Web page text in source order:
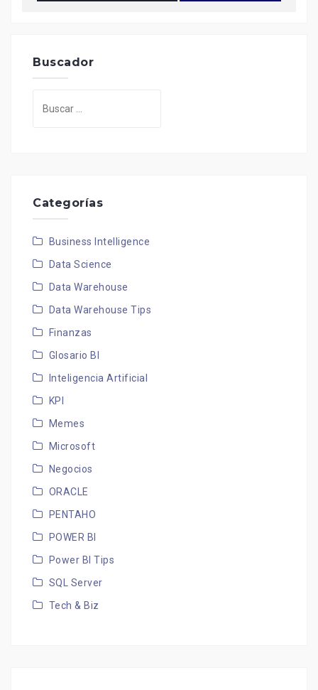
Buscador
Categorías
Business Intelligence
Data Science
Data Warehouse
Data Warehouse Tips
Finanzas
Glosario BI
Inteligencia Artificial
KPI
Memes
Microsoft
Negocios
ORACLE
PENTAHO
POWER BI
Power BI Tips
SQL Server
Tech & Biz